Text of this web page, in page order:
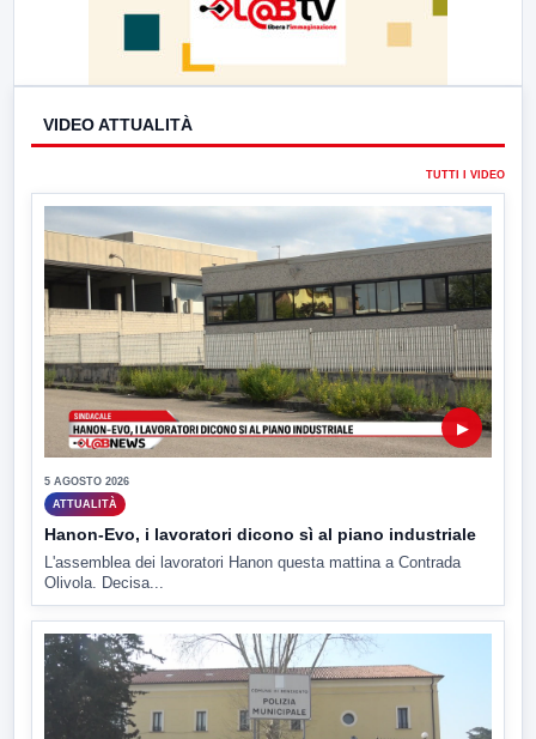
VIDEO ATTUALITÀ
TUTTI I VIDEO
▶
5 AGOSTO 2026
ATTUALITÀ
Hanon-Evo, i lavoratori dicono sì al piano industriale
L'assemblea dei lavoratori Hanon questa mattina a Contrada
Olivola. Decisa...